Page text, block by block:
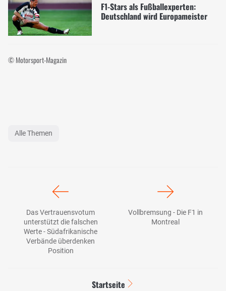
F1-Stars als Fußballexperten:
Deutschland wird Europameister
© Motorsport-Magazin
Alle Themen
Das Vertrauensvotum
unterstützt die falschen
Werte - Südafrikanische
Verbände überdenken
Position
Vollbremsung - Die F1 in
Montreal
Startseite